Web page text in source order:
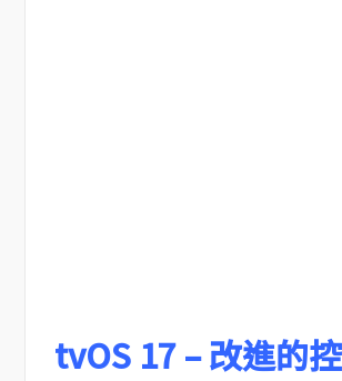
tvOS 17 – 改進的